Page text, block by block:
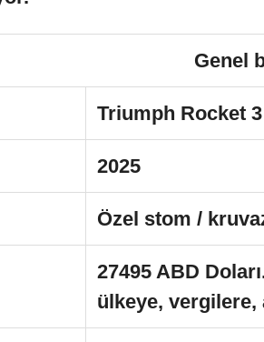
Genel
Triumph Rocket
2025
Özel stom /
27495 ABD
ülkeye, vergilere,